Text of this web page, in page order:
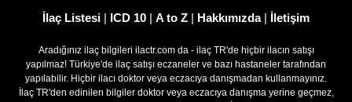
İlaç Listesi | ICD 10 | A to Z | Hakkımızda| İletişim
Aradığınız ilaç bilgileri ilactr.com da - ilaç TR'de hiçbir ilacın satışı
yapılmaz! Türkiye'de ilaç satışı eczaneler ve bazı hastaneler tarafından
yapılabilir. Hiçbir ilacı doktor veya eczacıya danışmadan kullanmayınız.
İlaç TR'den edinilen bilgiler doktor veya eczacıya danışma yerine geçmez,